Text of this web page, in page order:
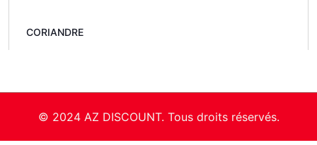
CORIANDRE
© 2024 AZ DISCOUNT. Tous droits réservés.